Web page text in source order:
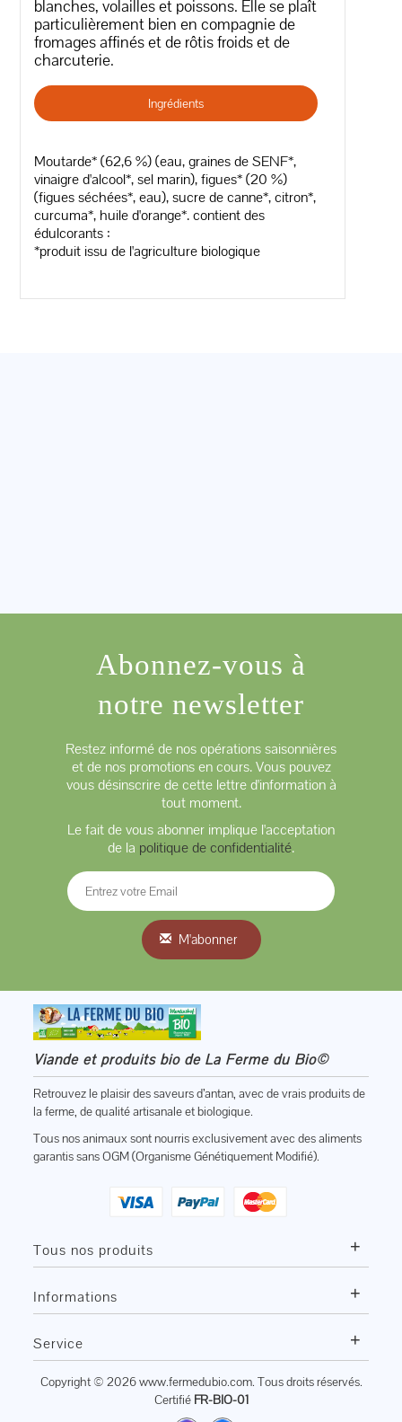
blanches, volailles et poissons. Elle se plaît
particulièrement bien en compagnie de
fromages affinés et de rôtis froids et de
charcuterie.
Ingrédients
Moutarde* (62,6 %) (eau, graines de SENF*,
vinaigre d'alcool*, sel marin), figues* (20 %)
(figues séchées*, eau), sucre de canne*, citron*,
curcuma*, huile d'orange*. contient des
édulcorants :
*produit issu de l'agriculture biologique
Abonnez-vous à
notre newsletter
Restez informé de nos opérations saisonnières
et de nos promotions en cours. Vous pouvez
vous désinscrire de cette lettre d'information à
tout moment.
Le fait de vous abonner implique l'acceptation
de la politique de confidentialité.
M'abonner
Viande et produits bio de La Ferme du Bio©
Retrouvez le plaisir des saveurs d’antan, avec de vrais produits de
la ferme, de qualité artisanale et biologique.
Tous nos animaux sont nourris exclusivement avec des aliments
garantis sans OGM (Organisme Génétiquement Modifié).
Tous nos produits +
Informations +
Service +
Copyright © 2026www.fermedubio.com. Tous droits réservés.
Certifié FR-BIO-01